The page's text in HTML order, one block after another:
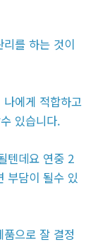
를 하는 것이
에게 적합하고
있습니다.
텐데요 연중 2
부담이 될수 있
으로 잘 결정